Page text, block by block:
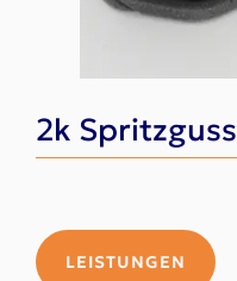
2k Spritzguss
LEISTUNGEN